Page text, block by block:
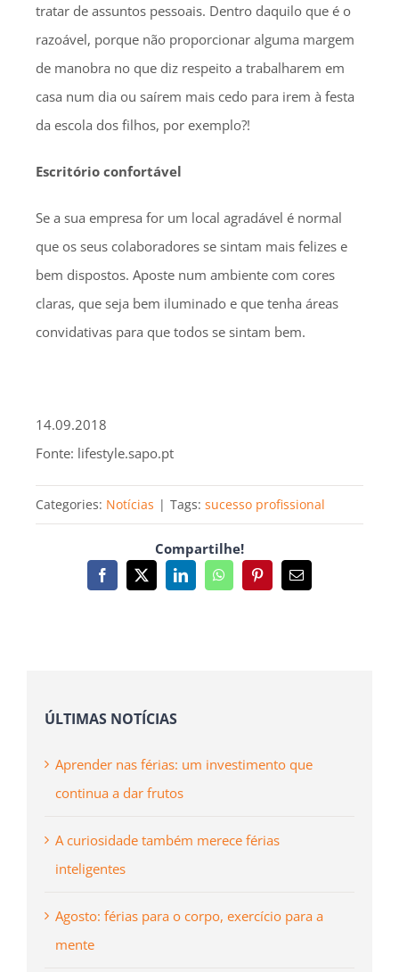
tratar de assuntos pessoais. Dentro daquilo que é o
razoável, porque não proporcionar alguma margem
de manobra no que diz respeito a trabalharem em
casa num dia ou saírem mais cedo para irem à festa
da escola dos filhos, por exemplo?!
Escritório confortável
Se a sua empresa for um local agradável é normal
que os seus colaboradores se sintam mais felizes e
bem dispostos. Aposte num ambiente com cores
claras, que seja bem iluminado e que tenha áreas
convidativas para que todos se sintam bem.
14.09.2018
Fonte: lifestyle.sapo.pt
Categories: Notícias | Tags: sucesso profissional
Compartilhe!
Facebook
X LinkedInWhatsAppPinterestEmail
(necessário
ÚLTIMAS NOTÍCIAS
Aprender nas férias: um investimento que
continua a dar frutos
A curiosidade também merece férias
inteligentes
Agosto: férias para o corpo, exercício para a
mente